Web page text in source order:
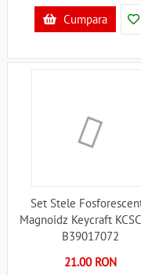
Cumpara
Set Stele
Magnoidz Keycraft
B39017072
21.00 RON